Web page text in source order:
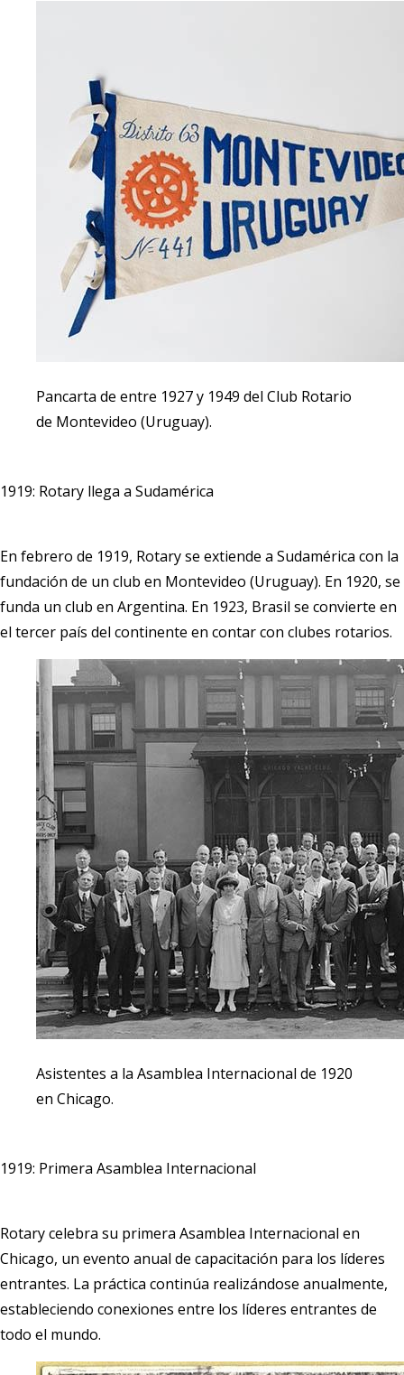
Pancarta de entre 1927 y 1949 del Club Rotario
de Montevideo (Uruguay).
1919: Rotary llega a Sudamérica
En febrero de 1919, Rotary se extiende a Sudamérica con la
fundación de un club en Montevideo (Uruguay). En 1920, se
funda un club en Argentina. En 1923, Brasil se convierte en
el tercer país del continente en contar con clubes rotarios.
Asistentes a la Asamblea Internacional de 1920
en Chicago.
1919: Primera Asamblea Internacional
Rotary celebra su primera Asamblea Internacional en
Chicago, un evento anual de capacitación para los líderes
entrantes. La práctica continúa realizándose anualmente,
estableciendo conexiones entre los líderes entrantes de
todo el mundo.